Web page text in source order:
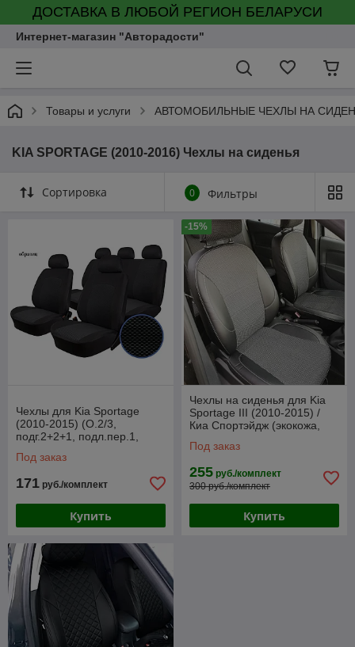
ДОСТАВКА В ЛЮБОЙ РЕГИОН БЕЛАРУСИ
Интернет-магазин "Авторадости"
Товары и услуги АВТОМОБИЛЬНЫЕ ЧЕХЛЫ НА
KIA SPORTAGE (2010-2016) Чехлы на сиденья
Сортировка 0 Фильтры
Чехлы для Kia Sportage
(2010-2015) (O.2/3,
подг.2+2+1, подл.пер.1,
Под заказ
171 руб./комплект
Купить
-15%
Чехлы на сиденья для Kia
Sportage III (2010-2015) /
Киа Спортэйдж (экокожа,
Под заказ
255 руб./комплект
300 руб./комплект
Купить